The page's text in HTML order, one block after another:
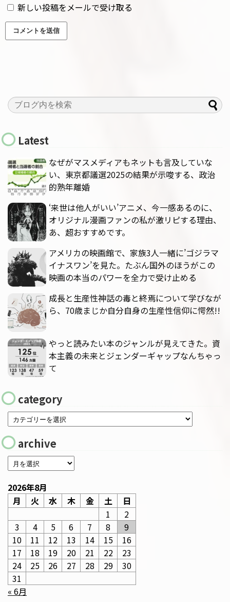
新しい投稿をメールで受け取る
Latest
なぜがマスメディアもネットも言及していな
い、東京都議選2025の結果が示唆する、政治
的熟年離婚
‘来世は他人がいい’アニメ、今一感あるのに、
オリジナル漫画ファンの私が激リピする理由、
あ、超おすすめです。
アメリカの映画館で、家族3人一緒に’ゴジラマ
イナスワン’を見た。たぶん国外のほうがこの
映画の本当のパワーを全力で受け止める
成長と生産性神話の毒と終焉について学びなが
ら、70歳まじか自分自身の生産性信仰に愕然!!
やっと読みたい本のジャンルが見えてきた。資
本主義の未来とジェンダーギャップなんちゃっ
て
category
archive
2026年8月
月
火 水 木 金 土
日
1
2
3
4 5 6 7 8
9
10
11 12 13 14 15
16
17
18 19 20 21 22
23
24
25 26 27 28 29
30
31
« 6月